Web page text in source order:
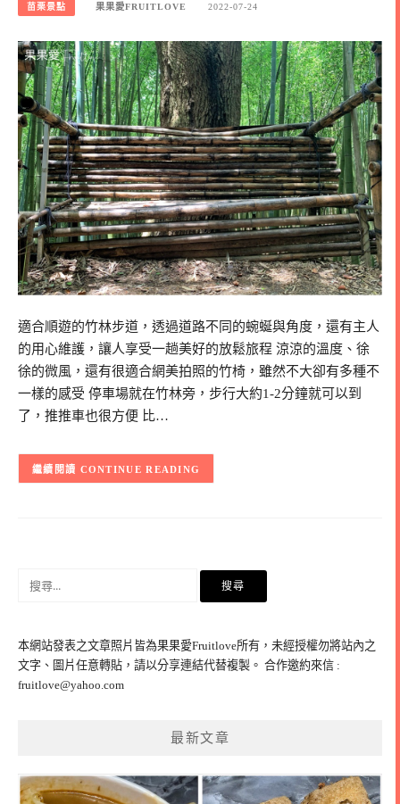
苗栗景點 果果愛FRUITLOVE 2022-07-24
適合順遊的竹林步道，透過道路不同的蜿蜒與角度，還有主人
的用心維護，讓人享受一趟美好的放鬆旅程 涼涼的溫度、徐
徐的微風，還有很適合網美拍照的竹椅，雖然不大卻有多種不
一樣的感受 停車場就在竹林旁，步行大約1-2分鐘就可以到
了，推推車也很方便 比…
CONTINUE READING
字:
本網站發表之文章照片皆為果果愛Fruitlove所有，未經授權勿將站內之
文字、圖片任意轉貼，請以分享連結代替複製。 合作邀約來信 :
fruitlove@yahoo.com
最新文章